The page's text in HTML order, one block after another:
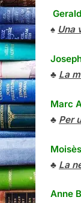
♠ Una
♣ La
Marc
♣ Per
♣ La
Anne